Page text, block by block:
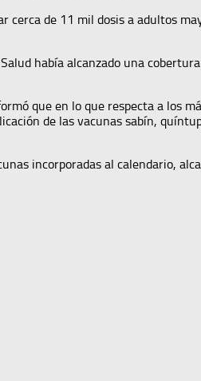
de 11 mil dosis a adultos
había alcanzado una
que en lo que respecta a los
de las vacunas sabín,
incorporadas al calendario,